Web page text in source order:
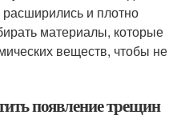
и плотно
материалы, которые
веществ, чтобы не
появление трещин